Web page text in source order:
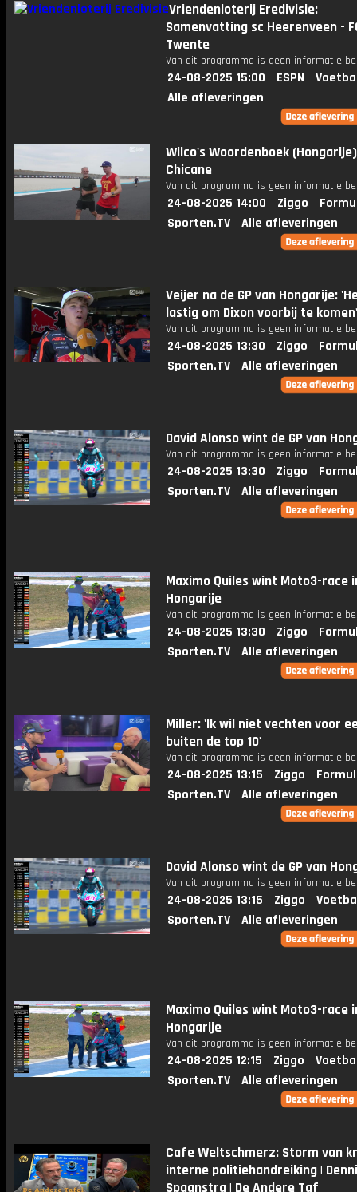
Vriendenloterij Eredivisie:
Samenvatting sc Heerenveen -
Twente
Van dit programma is geen informatie
24-08-2025 15:00 ESPN
Alle afleveringen
Wilco's Woordenboek
Chicane
Van dit programma is geen informatie
24-08-2025 14:00 Ziggo
Sporten.TV
Alle afleveringen
Veijer na de GP van Hongarije:
lastig om Dixon voorbij te komen'
Van dit programma is geen informatie
24-08-2025 13:30 Ziggo
Sporten.TV
Alle afleveringen
David Alonso wint de GP van
Van dit programma is geen informatie
24-08-2025 13:30 Ziggo
Sporten.TV
Alle afleveringen
Maximo Quiles wint Moto3-race
Hongarije
Van dit programma is geen informatie
24-08-2025 13:30 Ziggo
Sporten.TV
Alle afleveringen
Miller: 'Ik wil niet vechten voor
buiten de top 10'
Van dit programma is geen informatie
24-08-2025 13:15 Ziggo
Sporten.TV
Alle afleveringen
David Alonso wint de GP van
Van dit programma is geen informatie
24-08-2025 13:15 Ziggo
Sporten.TV
Alle afleveringen
Maximo Quiles wint Moto3-race
Hongarije
Van dit programma is geen informatie
24-08-2025 12:15 Ziggo
Sporten.TV
Alle afleveringen
Cafe Weltschmerz: Storm van
interne politiehandreiking |
Spaanstra | De Andere Taf